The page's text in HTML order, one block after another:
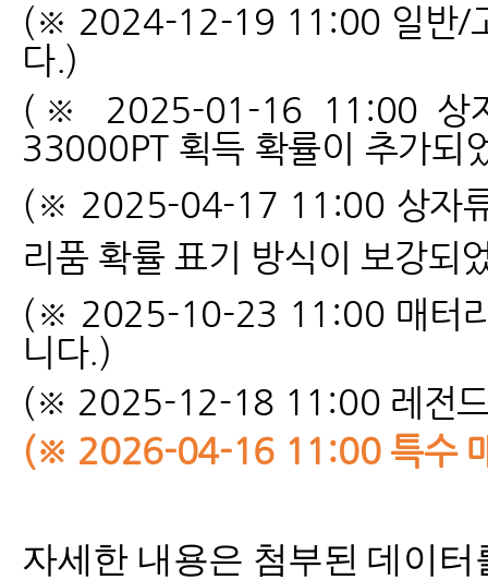
(※ 2024-12-19 11:00 일반/고
다.)
(※ 2025-01-16 11:00 상자
33000PT 획득 확률이 추가되
(※ 2025-04-17 11:00 상자류
리품 확률 표기 방식이 보강되
(※ 2025-10-23 11:00 매터리
니다.)
(※ 2025-12-18 11:00 레전드
(※ 2026-04-16 11:00 특수
자세한 내용은 첨부된 데이